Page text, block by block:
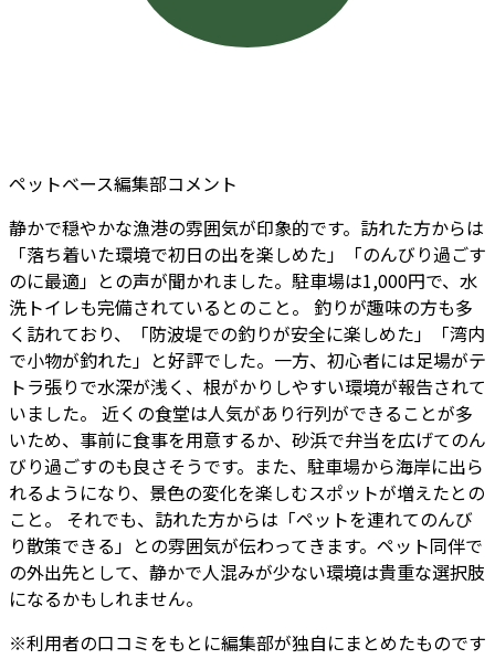
ペットベース編集部コメント
静かで穏やかな漁港の雰囲気が印象的です。訪れた方からは
「落ち着いた環境で初日の出を楽しめた」「のんびり過ごす
のに最適」との声が聞かれました。駐車場は1,000円で、水
洗トイレも完備されているとのこと。 釣りが趣味の方も多
く訪れており、「防波堤での釣りが安全に楽しめた」「湾内
で小物が釣れた」と好評でした。一方、初心者には足場がテ
トラ張りで水深が浅く、根がかりしやすい環境が報告されて
いました。 近くの食堂は人気があり行列ができることが多
いため、事前に食事を用意するか、砂浜で弁当を広げてのん
びり過ごすのも良さそうです。また、駐車場から海岸に出ら
れるようになり、景色の変化を楽しむスポットが増えたとの
こと。 それでも、訪れた方からは「ペットを連れてのんび
り散策できる」との雰囲気が伝わってきます。ペット同伴で
の外出先として、静かで人混みが少ない環境は貴重な選択肢
になるかもしれません。
※利用者の口コミをもとに編集部が独自にまとめたものです